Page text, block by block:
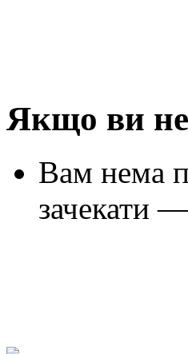
Якщо ви не
Вам нема
зачекати